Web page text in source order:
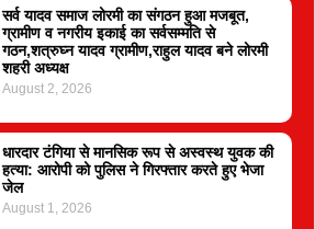
सर्व यादव समाज लोरमी का संगठन हुआ मजबूत,
ग्रामीण व नगरीय इकाई का सर्वसम्मति से
गठन,शत्रुघ्न यादव ग्रामीण,राहुल यादव बने लोरमी
शहरी अध्यक्ष
August 2, 2026
धारदार टंगिया से मानसिक रूप से अस्वस्थ युवक की
हत्या: आरोपी को पुलिस ने गिरफ्तार करते हुए भेजा
जेल
August 1, 2026